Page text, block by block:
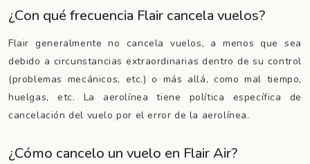
¿Con qué frecuencia Flair cancela vuelos?
Flair generalmente no cancela vuelos, a menos que sea
debido a circunstancias extraordinarias dentro de su control
(problemas mecánicos, etc.) o más allá, como mal tiempo,
huelgas, etc. La aerolínea tiene política específica de
cancelación del vuelo por el error de la aerolínea.
¿Cómo cancelo un vuelo en Flair Air?